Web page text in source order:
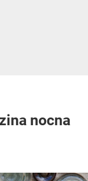
nocna